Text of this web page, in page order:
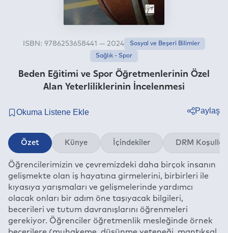
Beden Eğitimi ve Spor Öğretmenlerinin Özel
Alan Yeterliliklerinin İncelenmesi
ISBN: 9786253658441 — 2024
Sosyal ve Beşeri Bilimler
Sağlık - Spor
Paylaş
Twitter
Linkedin
Whatsapp
E-mail
Özet Künye İçindekiler DRM Koşulları
Öğrencilerimizin ve çevremizdeki daha birçok insanın
gelişmekte olan iş hayatına girmelerini, birbirleri ile
kıyasıya yarışmaları ve gelişmelerinde yardımcı
olacak onları bir adım öne taşıyacak bilgileri,
becerileri ve tutum davranışlarını öğrenmeleri
gerekiyor. Öğrenciler öğretmenlik mesleğinde örnek